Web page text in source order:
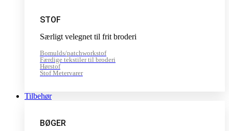
STOF
Særligt velegnet til frit broderi
Bomulds/patchworkstof
Færdige tekstiler til broderi
Hørstof
Stof Metervarer
Tilbehør
BØGER